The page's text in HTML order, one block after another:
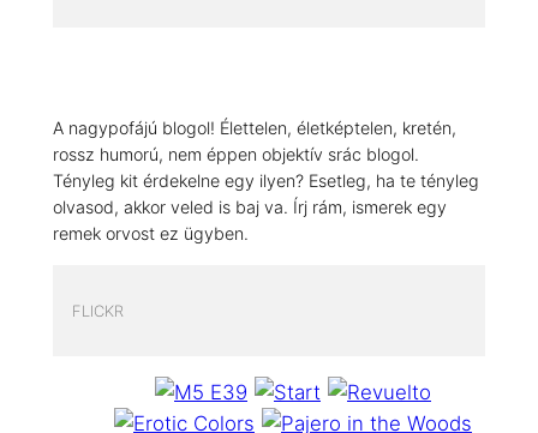
A nagypofájú blogol! Élettelen, életképtelen, kretén,
rossz humorú, nem éppen objektív srác blogol.
Tényleg kit érdekelne egy ilyen? Esetleg, ha te tényleg
olvasod, akkor veled is baj va. Írj rám, ismerek egy
remek orvost ez ügyben.
FLICKR